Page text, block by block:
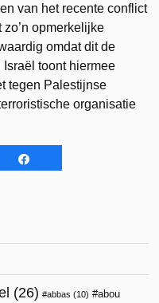
van het recente conflict
opmerkelijke
omdat dit de
toont hiermee
tegen Palestijnse
organisatie
(26) abbas (10)
abou